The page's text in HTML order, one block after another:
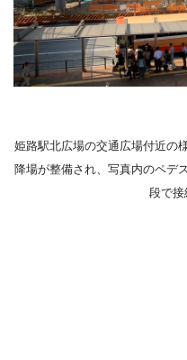
姫路駅北広場の交通広場付近の
降場が整備され、写真内のペデ
段で接